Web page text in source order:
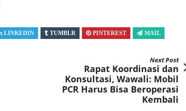
LINKEDIN TUMBLR PINTEREST MAIL
Next Post
Rapat Koordinasi dan
Konsultasi, Wawali: Mobil
PCR Harus Bisa Beroperasi
Kembali